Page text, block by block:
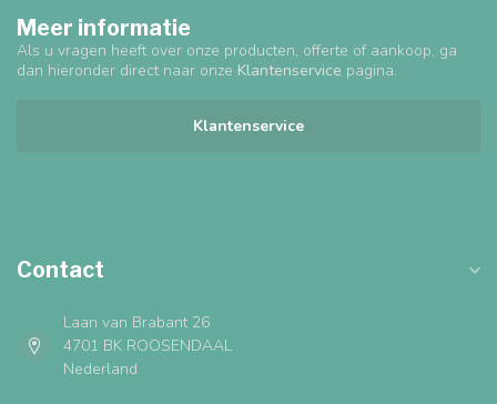
Meer informatie
Als u vragen heeft over onze producten, offerte of aankoop, ga
dan hieronder direct naar onze Klantenservice pagina.
Klantenservice
Contact
Laan van Brabant 26
4701 BK ROOSENDAAL
Nederland